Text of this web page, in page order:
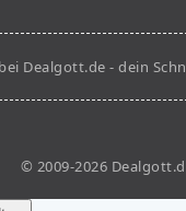
Dealgott.de - dein
© 2009-2026